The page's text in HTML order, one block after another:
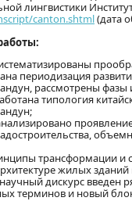
лингвистики
canton.shtml(дата
периодизация
рассмотрены фазы
типология
трансформации и
жилых
дискурс введен
терминов и новый